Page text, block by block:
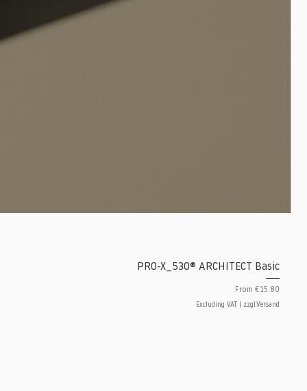
PRO-X_530® ARCHITECT Basic
From €15.80
Sale Price
Excluding VAT zzgl.Versand